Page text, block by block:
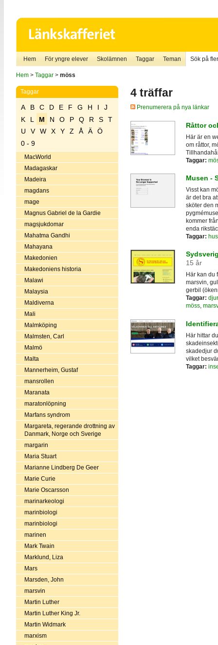
Hem För yngre elever Skolämnen Taggar Teman Sök på
Hem> Taggar> möss
Taggar
A B C D E F G H I
J
K
L M N O P Q R S
T
U
V W X Y Z Å Ä
Ö
0 - 9
MacWorld
Madagaskar
Madeira
magdans
mage
Magnus Gabriel de la Gardie
magsjukdomar
Mahatma Gandhi
Mahayana
Makedonien
Makedoniens historia
Malawi
Malaysia
Maldiverna
Mali
Malmköping
Malmsten, Carl
Malmö
Malta
Mannerheim, Gustaf
mansrollen
Maranata
maratonlöpning
Marfans syndrom
Margareta, regerande drottning av
Danmark, Norge och Sverige
margarin
Maria Stuart
Marianne Lindberg De Geer
Marie Curie
Marie Oscarsson
marinarkeologi
marinbiologi
marinbiologi
marinen
Mark Twain
Marklund, Liza
Mars
Marsden, John
marsvin
Martin Luther
Martin Luther King Jr.
Martin Widmark
marxism
4 träffar
Prenumerera på nya länkar
Råttor
Här är en
om råttor,
Taggar:
Musen -
Visst kan
är det bra
sköter den
kommer
enda
Taggar:
15 år
Här kan du
marsvin,
gerbil
Taggar:
möss,
Här hittar
skadedjur
vilket
Taggar: